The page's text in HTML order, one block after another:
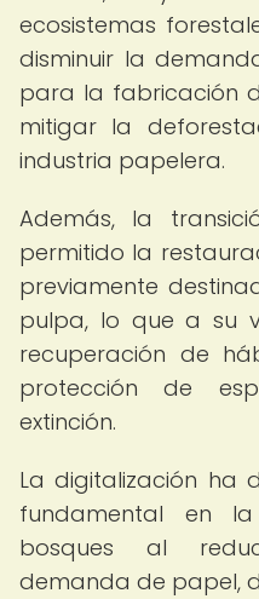
ecosistemas
disminuir la
para la fabricación
mitigar la
industria papelera.
Además, la
permitido la
previamente
pulpa, lo que a su
recuperación de
protección de
extinción.
La digitalización ha
fundamental en
bosques al
demanda de papel,